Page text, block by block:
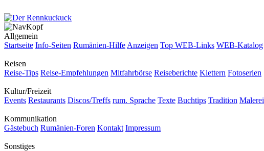
Allgemein
Startseite Info-Seiten Rumänien-Hilfe Anzeigen Top WEB-Links WEB-Katalog
Reisen
Reise-Tips Reise-Empfehlungen Mitfahrbörse Reiseberichte Klettern Fotoserien
Kultur/Freizeit
Events Restaurants Discos/Treffs rum. Sprache Texte Buchtips Tradition Malerei
Kommunikation
Gästebuch Rumänien-Foren Kontakt Impressum
Sonstiges